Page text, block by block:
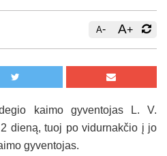
A- A+
kaimo gyventojas L. V.
dieną, tuoj po vidurnakčio į jo
gyventojas.